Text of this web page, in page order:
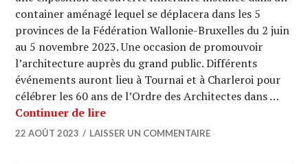
container aménagé lequel se déplacera dans les 5
provinces de la Fédération Wallonie-Bruxelles du 2 juin
au 5 novembre 2023. Une occasion de promouvoir
l’architecture auprès du grand public. Différents
événements auront lieu à Tournai et à Charleroi pour
célébrer les 60 ans de l’Ordre des Architectes dans …
Continuer de lireL’ordre des architectes du Hainaut
22 AOÛT 2023 LAISSER UN COMMENTAIRE